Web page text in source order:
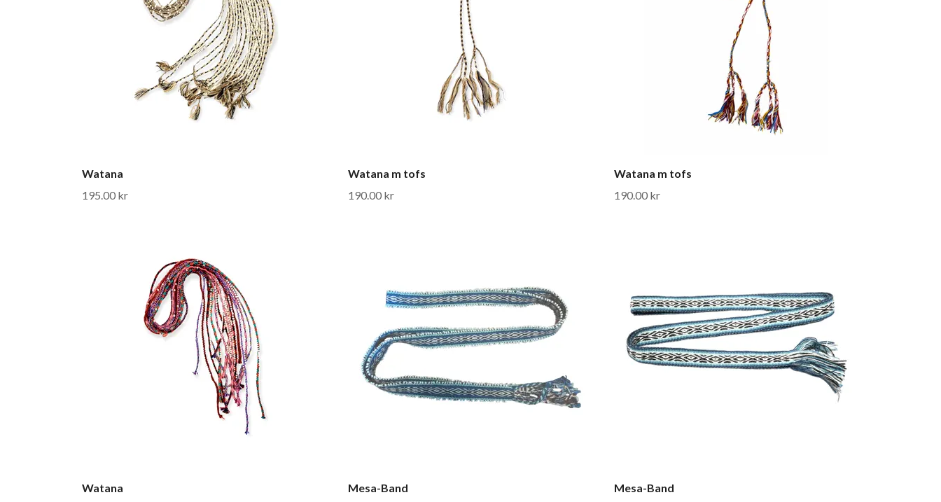
Watana
195.00 kr
Watana m tofs
190.00 kr
Watana m tofs
190.00 kr
Watana
Mesa-Band
Mesa-Band